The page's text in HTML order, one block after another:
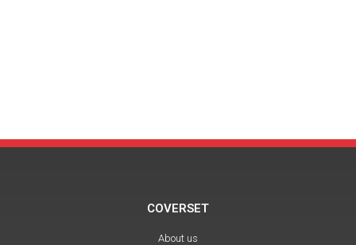
COVERSET
About us